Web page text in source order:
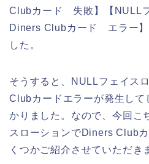
Clubカード 失敗】【NULL
Diners Clubカード エラー】
した。
そうすると、NULLフェイス
Clubカードエラーが発生して
かりました。なので、今回こ
スローションでDiners Club
くつかご紹介させていただき